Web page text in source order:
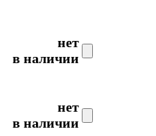
нет
в наличии
нет
в наличии